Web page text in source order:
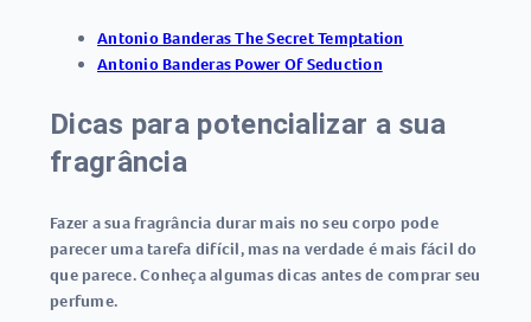
Antonio Banderas The Secret Temptation
Antonio Banderas Power Of Seduction
Dicas para potencializar a sua
fragrância
Fazer a sua fragrância durar mais no seu corpo pode
parecer uma tarefa difícil, mas na verdade é mais fácil do
que parece. Conheça algumas dicas antes de comprar seu
perfume.